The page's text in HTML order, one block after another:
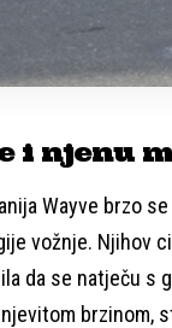
i njenu
Wayve brzo
vožnje. Njihov
da se natječu s
brzinom,